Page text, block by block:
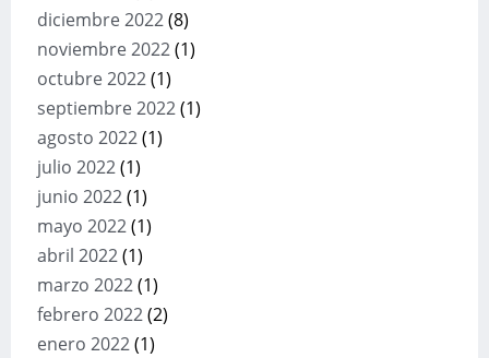
diciembre 2022(8)
noviembre 2022(1)
octubre 2022(1)
septiembre 2022(1)
agosto 2022(1)
julio 2022(1)
junio 2022(1)
mayo 2022(1)
abril 2022(1)
marzo 2022(1)
febrero 2022(2)
enero 2022(1)